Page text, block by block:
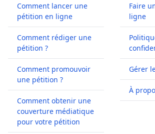
Comment lancer une
pétition en ligne
Comment rédiger une
pétition ?
Comment promouvoir
une pétition ?
Comment obtenir une
couverture médiatique
pour votre pétition
Faire
ligne
Gérer
À